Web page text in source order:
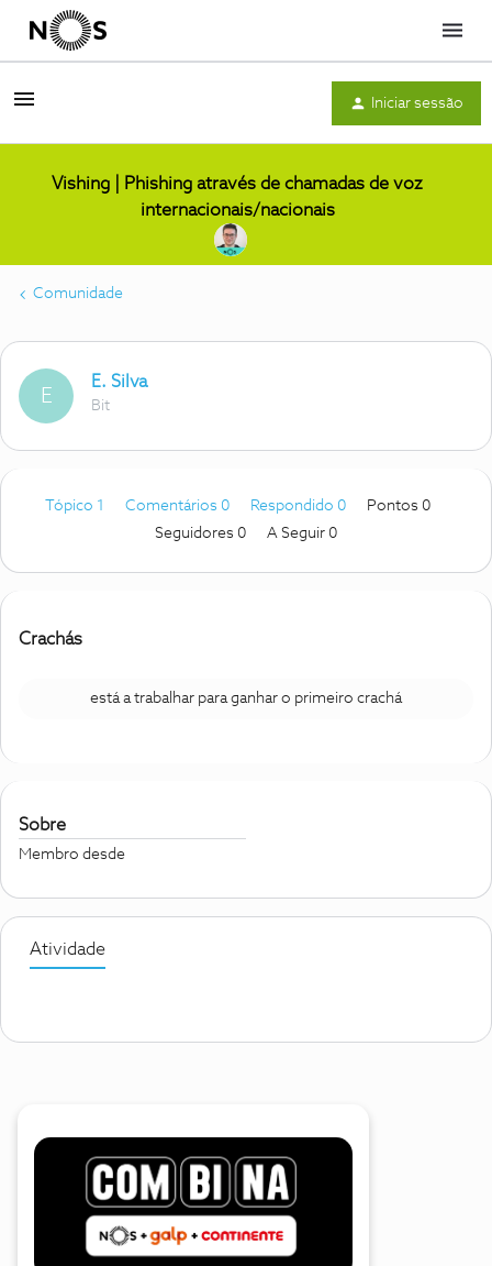
Menu
Iniciar sessão
Vishing | Phishing através de chamadas de voz
internacionais/nacionais
Comunidade
E
E. Silva
Bit
Tópico 1 Comentários 0 Respondido 0
Pontos 0
Seguidores 0 A Seguir 0
Crachás
está a trabalhar para ganhar o primeiro crachá
Sobre
Membro desde
Atividade